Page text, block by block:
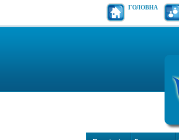
ГОЛОВНА